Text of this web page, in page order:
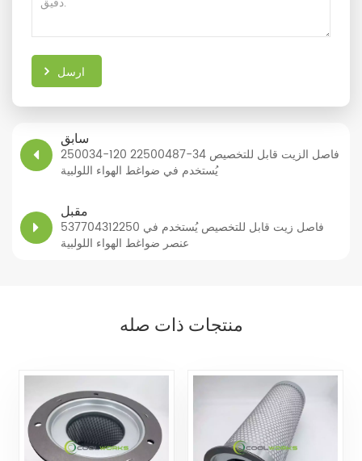
ارسل
سابق
250034-120 22500487-34 فاصل الزيت قابل للتخصيص
يُستخدم في ضواغط الهواء اللولبية
مقبل
537704312250 فاصل زيت قابل للتخصيص يُستخدم في
عنصر ضواغط الهواء اللولبية
منتجات ذات صله